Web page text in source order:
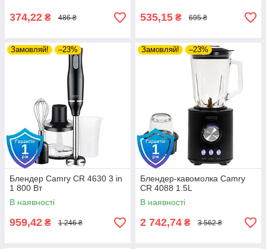
374,22 ₴ 486 ₴ 535,15 ₴ 695 ₴
Замовляй! –23%
Блендер Camry CR 4630 3 in
1 800 Вт
В наявності
959,42 ₴ 1 246 ₴
Замовляй! –23%
Блендер-кавомолка Camry
CR 4088 1.5L
В наявності
2 742,74 ₴ 3 562 ₴